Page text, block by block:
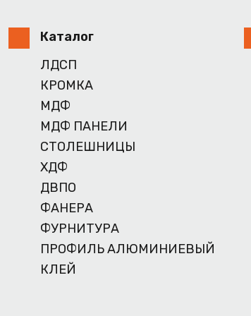
Каталог
ЛДСП
КРОМКА
МДФ
МДФ ПАНЕЛИ
СТОЛЕШНИЦЫ
ХДФ
ДВПО
ФАНЕРА
ФУРНИТУРА
ПРОФИЛЬ АЛЮМИНИЕВЫЙ
КЛЕЙ